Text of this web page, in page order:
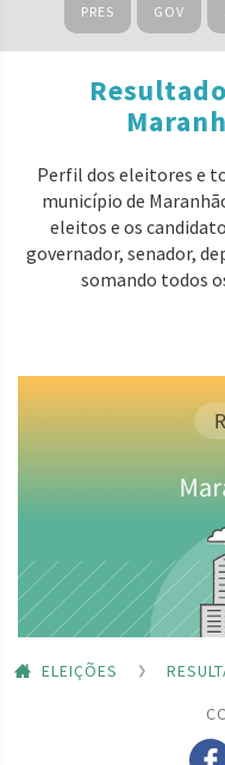
PRES GOV
Perfil dos eleitores e
município de
eleitos e os
governador, senador,
somando todos
ELEIÇÕES